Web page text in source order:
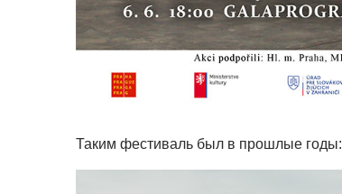
Таким фестиваль был в прошлые годы: